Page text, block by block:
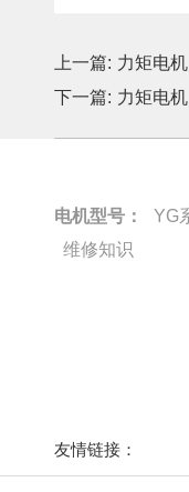
上一篇: 力矩电机
下一篇: 力矩电机
电机型号：
维修知识
友情链接：